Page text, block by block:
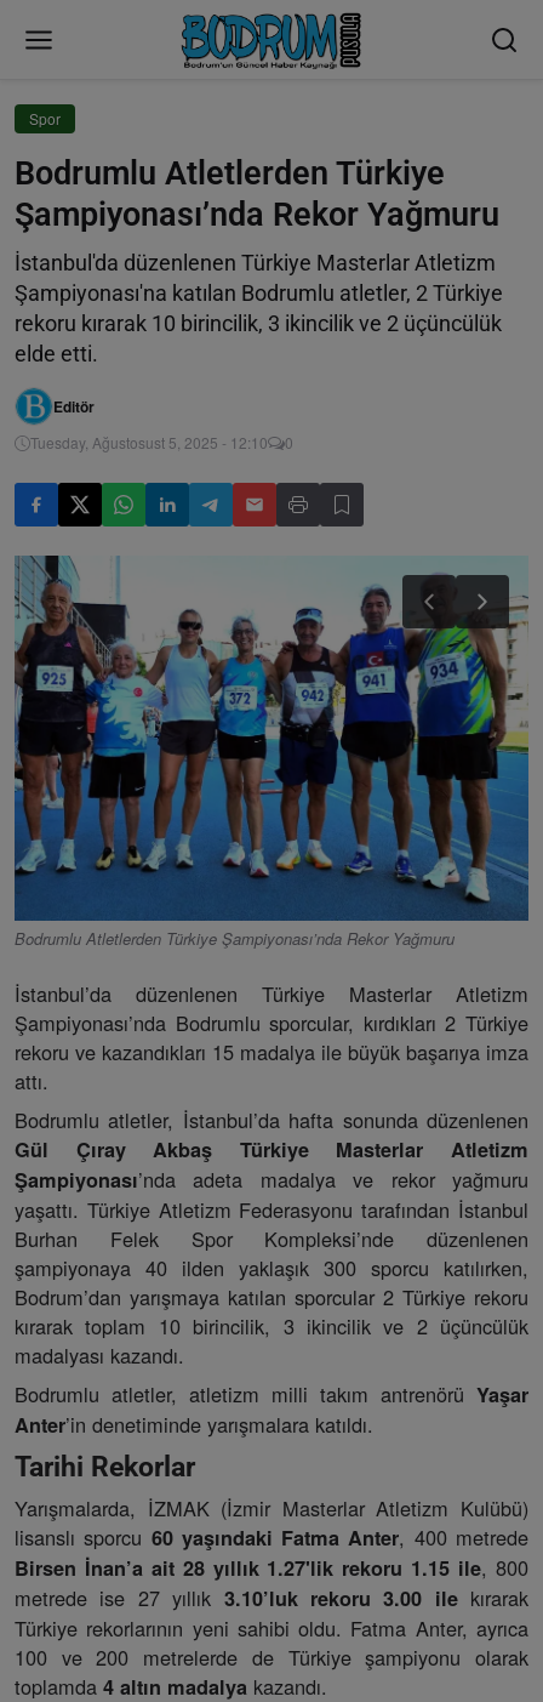
Spor
Bodrumlu Atletlerden Türkiye
Şampiyonası’nda Rekor Yağmuru
İstanbul'da düzenlenen Türkiye Masterlar Atletizm
Şampiyonası'na katılan Bodrumlu atletler, 2 Türkiye
rekoru kırarak 10 birincilik, 3 ikincilik ve 2 üçüncülük
elde etti.
Editör
Tuesday, Ağustosust 5, 2025 - 12:10 0
Bodrumlu Atletlerden Türkiye Şampiyonası’nda Rekor Yağmuru
İstanbul’da düzenlenen Türkiye Masterlar Atletizm
Şampiyonası’nda Bodrumlu sporcular, kırdıkları 2 Türkiye
rekoru ve kazandıkları 15 madalya ile büyük başarıya imza
attı.
Bodrumlu atletler, İstanbul’da hafta sonunda düzenlenen
Gül Çıray Akbaş Türkiye Masterlar Atletizm
Şampiyonası’nda adeta madalya ve rekor yağmuru
yaşattı. Türkiye Atletizm Federasyonu tarafından İstanbul
Burhan Felek Spor Kompleksi’nde düzenlenen
şampiyonaya 40 ilden yaklaşık 300 sporcu katılırken,
Bodrum’dan yarışmaya katılan sporcular 2 Türkiye rekoru
kırarak toplam 10 birincilik, 3 ikincilik ve 2 üçüncülük
madalyası kazandı.
Bodrumlu atletler, atletizm milli takım antrenörü Yaşar
Anter’in denetiminde yarışmalara katıldı.
Tarihi Rekorlar
Yarışmalarda, İZMAK (İzmir Masterlar Atletizm Kulübü)
lisanslı sporcu 60 yaşındaki Fatma Anter, 400 metrede
Birsen İnan’a ait 28 yıllık 1.27'lik rekoru 1.15 ile, 800
metrede ise 27 yıllık 3.10’luk rekoru 3.00 ilekırarak
Türkiye rekorlarının yeni sahibi oldu. Fatma Anter, ayrıca
100 ve 200 metrelerde de Türkiye şampiyonu olarak
toplamda 4 altın madalya kazandı.